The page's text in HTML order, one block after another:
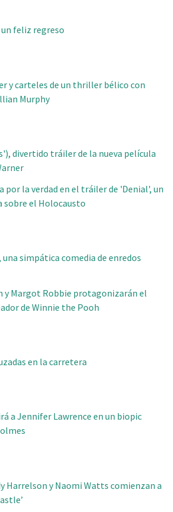
un feliz regreso
y carteles de un thriller bélico con
Murphy
divertido tráiler de la nueva película
por la verdad en el tráiler de 'Denial', un
sobre el Holocausto
simpática comedia de enredos
y Margot Robbie protagonizarán el
de Winnie the Pooh
en la carretera
a Jennifer Lawrence en un biopic
Harrelson y Naomi Watts comienzan a